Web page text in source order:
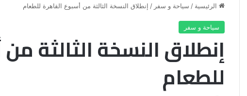
الرئيسية / سياحة و سفر / إنطلاق النسخة الثالثة من أسبوع القاهرة للطعام
سياحة و سفر
إنطلاق النسخة الثالثة
للطعام